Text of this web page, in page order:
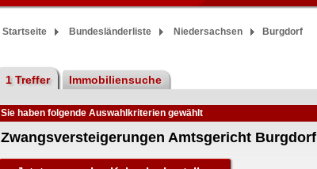
Startseite Bundesländerliste Niedersachsen Burgdorf
1 Treffer Immobiliensuche
Sie haben folgende Auswahlkriterien gewählt
Zwangsversteigerungen Amtsgericht Burgdorf